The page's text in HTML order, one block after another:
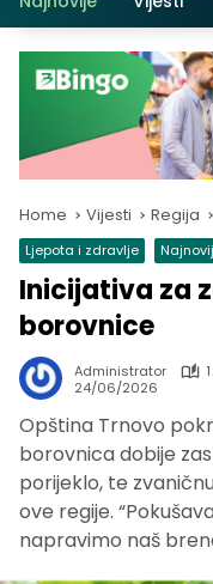
Home Vijesti Regija
Ljepota i zdravlje
Inicijativa za
borovnice
Administrator
24/06/2026
Opština Trnovo
borovnica dobije
porijeklo, te
ove regije.
napravimo naš